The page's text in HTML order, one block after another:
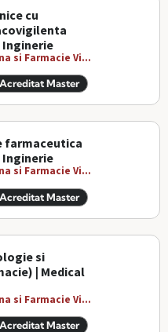
cu
Inginerie
si Farmacie Vi...
Acreditat Master
farmaceutica
Inginerie
si Farmacie Vi...
Acreditat Master
si
| Medical
si Farmacie Vi...
Acreditat Master